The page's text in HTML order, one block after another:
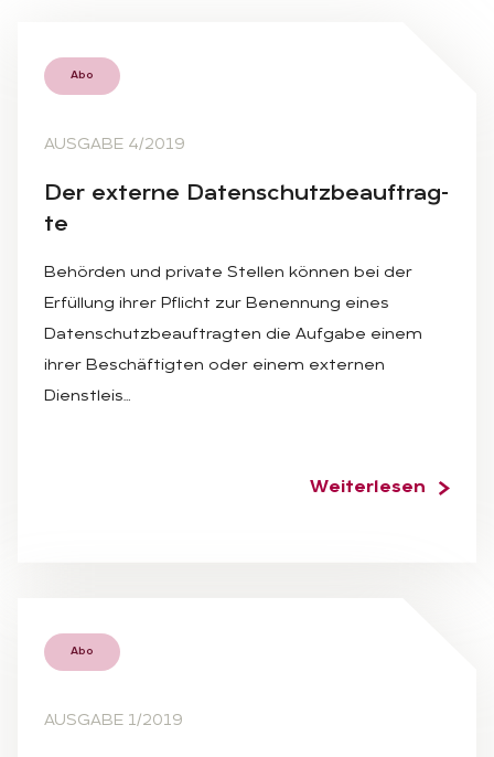
Abo
AUSGABE 4/2019
Der ex­ter­ne Da­ten­schutz­be­auf­trag­
te
Behörden und private Stellen können bei der
Erfüllung ihrer Pflicht zur Benennung eines
Datenschutzbeauftragten die Aufgabe einem
ihrer Beschäftigten oder einem externen
Dienstleis…
Weiterlesen
Abo
AUSGABE 1/2019